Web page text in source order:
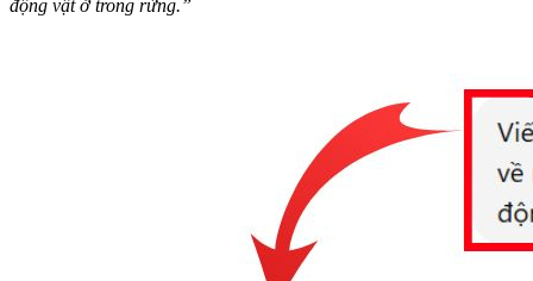
động vật ở trong rừng.”